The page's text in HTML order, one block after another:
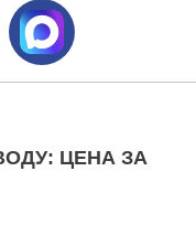
ЦЕНА ЗА